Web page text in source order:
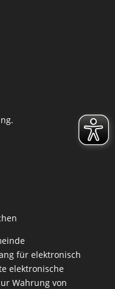
für elektronisch
elektronische
Wahrung von